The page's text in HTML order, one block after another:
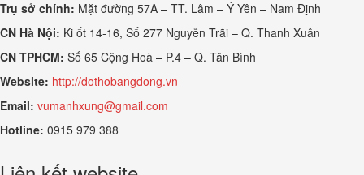
Trụ sở chính: Mặt đường 57A – TT. Lâm – Ý Yên – Nam Định
CN Hà Nội: Ki ốt 14-16, Số 277 Nguyễn Trãi – Q. Thanh Xuân
CN TPHCM: Số 65 Cộng Hoà – P.4 – Q. Tân Bình
Website: http://dothobangdong.vn
Email: vumanhxung@gmail.com
Hotline: 0915 979 388